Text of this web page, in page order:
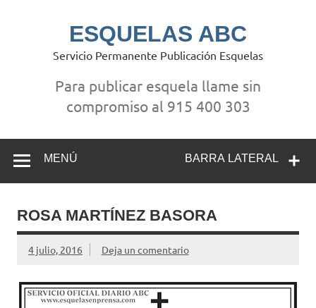
ESQUELAS ABC
Servicio Permanente Publicación Esquelas
Para publicar esquela llame sin
compromiso al 915 400 303
BARRA LATERAL
MENÚ
ROSA MARTÍNEZ BASORA
4 julio, 2016 Deja un comentario